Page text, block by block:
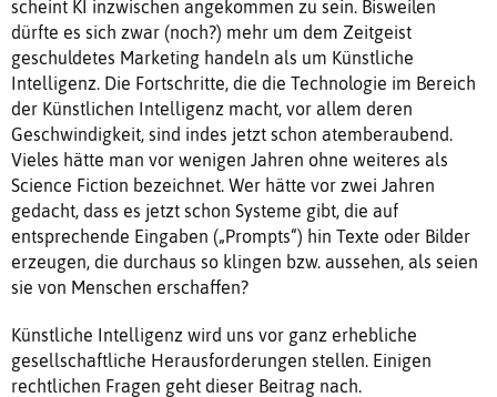
scheint KI inzwischen angekommen zu sein. Bisweilen
dürfte es sich zwar (noch?) mehr um dem Zeitgeist
geschuldetes Marketing handeln als um Künstliche
Intelligenz. Die Fortschritte, die die Technologie im Bereich
der Künstlichen Intelligenz macht, vor allem deren
Geschwindigkeit, sind indes jetzt schon atemberaubend.
Vieles hätte man vor wenigen Jahren ohne weiteres als
Science Fiction bezeichnet. Wer hätte vor zwei Jahren
gedacht, dass es jetzt schon Systeme gibt, die auf
entsprechende Eingaben („Prompts“) hin Texte oder Bilder
erzeugen, die durchaus so klingen bzw. aussehen, als seien
sie von Menschen erschaffen?
Künstliche Intelligenz wird uns vor ganz erhebliche
gesellschaftliche Herausforderungen stellen. Einigen
rechtlichen Fragen geht dieser Beitrag nach.